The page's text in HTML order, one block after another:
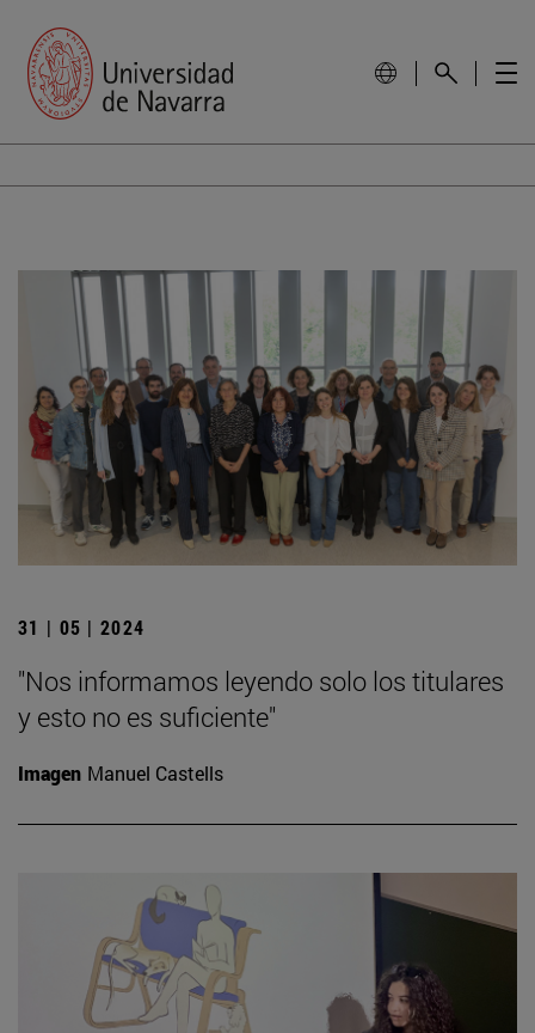
31 | 05 | 2024
"Nos informamos leyendo solo los titulares
y esto no es suficiente"
Imagen Manuel Castells